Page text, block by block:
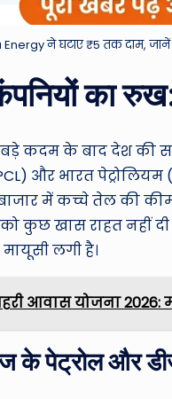
Energy ने घटाए ₹5 तक दाम,
का
बड़े कदम के बाद देश की
और भारत
बाजार में कच्चे तेल की
कुछ खास राहत नहीं दी
लगी है।
आवास योजना
के पेट्रोल और